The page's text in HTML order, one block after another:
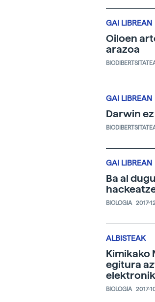
GAI LIBREAN
Oiloen
arazoa
GAI LIBREAN
Darwin
GAI LIBREAN
Ba al
BIOLOGIA 2017-
ALBISTEAK
Kimikako
egitura
BIOLOGIA 2017-